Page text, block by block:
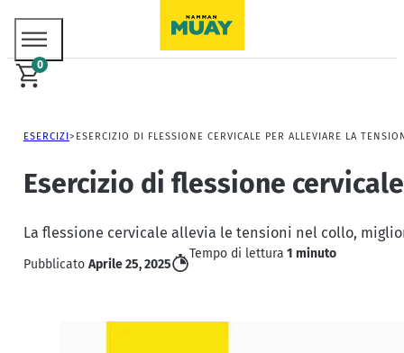
0
ESERCIZI ESERCIZIO DI FLESSIONE CERVICALE PER ALLEVIARE LA
Esercizio di flessione
La flessione cervicale allevia le tensioni nel collo,
Pubblicato Aprile 25, 2025
Tempo di lettura 1 minuto